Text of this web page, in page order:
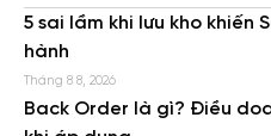
5 sai lầm khi lưu kho khiến
hành
Tháng 8 8, 2026
Back Order là gì? Điều